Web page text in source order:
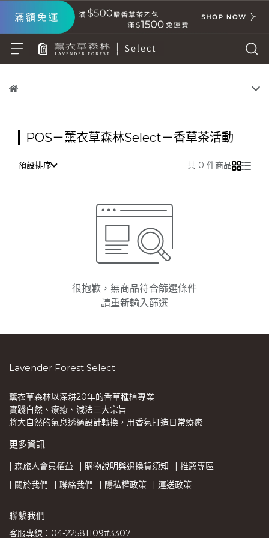
POS－薰衣草森林Select－香草茶活動
預設排序 共 0 件商品
很抱歉，無商品符合篩選條件
請重新輸入篩選
Lavender Forest Select
薰衣草森林以深耕20年的香草種植專業
實踐自然、療癒、減法三大宗旨
將大自然的氣息透過設計轉換，用香氛打造日常療癒
更多資訊
| 森旅人會員權益 | 購物說明與退換貨須知
| 推薦專區
| 關於我們
| 聯絡我們 | 隱私權政策 | 運送政策
聯繫我們
客服專線：04-22581109#3307